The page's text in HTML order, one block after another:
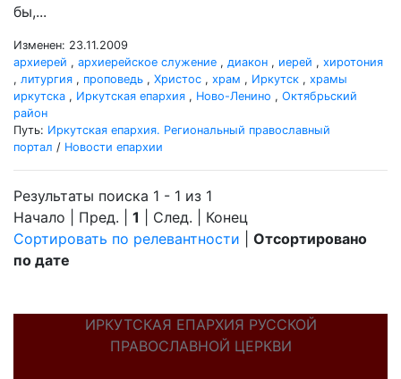
бы,...
Изменен: 23.11.2009
архиерей , архиерейское служение , диакон , иерей , хиротония
, литургия , проповедь , Христос , храм , Иркутск , храмы
иркутска , Иркутская епархия , Ново-Ленино , Октябрьский
район
Путь: Иркутская епархия. Региональный православный
портал / Новости епархии
Результаты поиска 1 - 1 из 1
Начало | Пред. | 1 | След. | Конец
Сортировать по релевантности
Отсортировано
по дате
ИРКУТСКАЯ ЕПАРХИЯ РУССКОЙ
ПРАВОСЛАВНОЙ ЦЕРКВИ